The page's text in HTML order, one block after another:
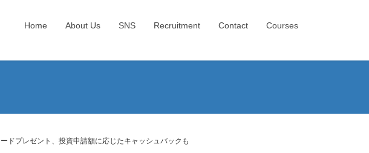
Home About Us SNS Recruitment Contact Courses
ドプレゼント、投資申請額に応じたキャッシュバックも